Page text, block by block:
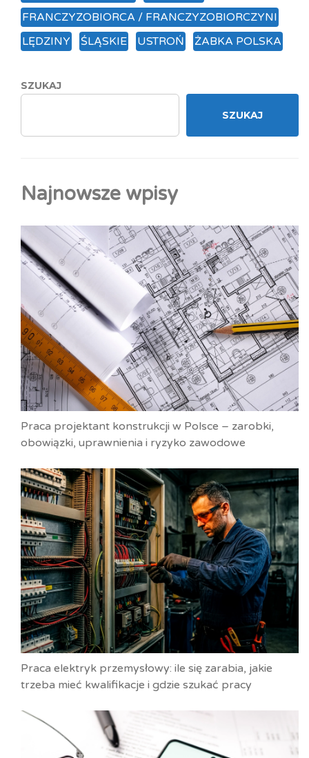
FRANCZYZOBIORCA / FRANCZYZOBIORCZYNI
LĘDZINY
ŚLĄSKIE USTROŃ ŻABKA POLSKA
SZUKAJ
SZUKAJ
Najnowsze wpisy
Praca projektant konstrukcji w Polsce – zarobki,
obowiązki, uprawnienia i ryzyko zawodowe
Praca elektryk przemysłowy: ile się zarabia, jakie
trzeba mieć kwalifikacje i gdzie szukać pracy